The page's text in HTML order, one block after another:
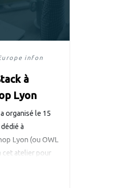
infonuagique
à
Lyon
organisé le 15
à
Lyon (ou OWL
cet atelier pour